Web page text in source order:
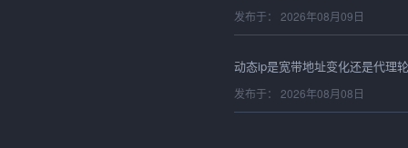
发布于： 2026年08月09日
发布于： 2026年08月08日